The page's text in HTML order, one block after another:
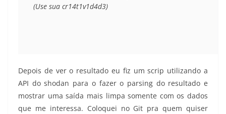
(Use sua cr14t1v1d4d3)
Depois de ver o resultado eu fiz um scrip utilizando a
API do shodan para o fazer o parsing do resultado e
mostrar uma saída mais limpa somente com os dados
que me interessa. Coloquei no Git pra quem quiser